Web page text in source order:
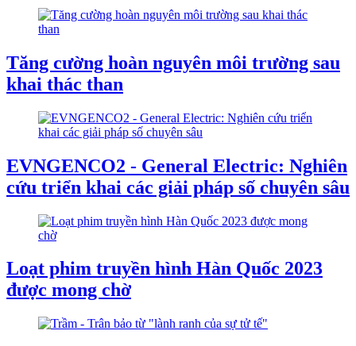
Tăng cường hoàn nguyên môi trường sau
khai thác than
EVNGENCO2 - General Electric: Nghiên
cứu triển khai các giải pháp số chuyên sâu
Loạt phim truyền hình Hàn Quốc 2023
được mong chờ